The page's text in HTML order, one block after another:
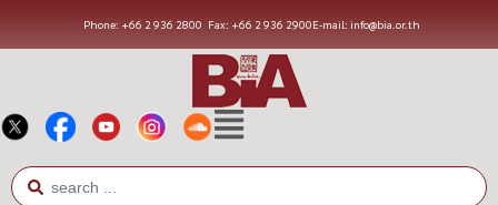
Phone: +66 2 936 2800 Fax: +66 2 936 2900E-mail: info@bia.or.th